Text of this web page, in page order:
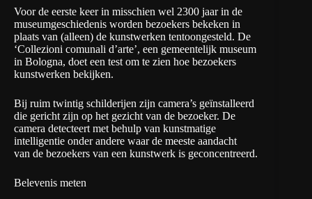
Voor de eerste keer in misschien wel 2300 jaar in de
museumgeschiedenis worden bezoekers bekeken in
plaats van (alleen) de kunstwerken tentoongesteld. De
‘Collezioni comunali d’arte’, een gemeentelijk museum
in Bologna, doet een test om te zien hoe bezoekers
kunstwerken bekijken.
Bij ruim twintig schilderijen zijn camera’s geïnstalleerd
die gericht zijn op het gezicht van de bezoeker. De
camera detecteert met behulp van kunstmatige
intelligentie onder andere waar de meeste aandacht
van de bezoekers van een kunstwerk is geconcentreerd.
Belevenis meten